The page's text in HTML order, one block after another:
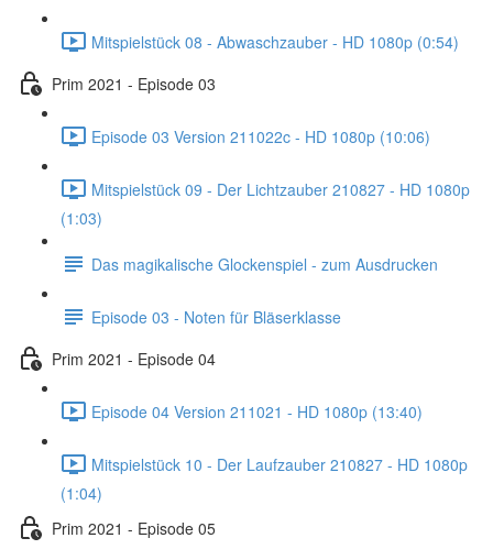
Mitspielstück 08 - Abwaschzauber - HD 1080p (0:54)
Prim 2021 - Episode 03
Episode 03 Version 211022c - HD 1080p (10:06)
Mitspielstück 09 - Der Lichtzauber 210827 - HD 1080p
(1:03)
Das magikalische Glockenspiel - zum Ausdrucken
Episode 03 - Noten für Bläserklasse
Prim 2021 - Episode 04
Episode 04 Version 211021 - HD 1080p (13:40)
Mitspielstück 10 - Der Laufzauber 210827 - HD 1080p
(1:04)
Prim 2021 - Episode 05